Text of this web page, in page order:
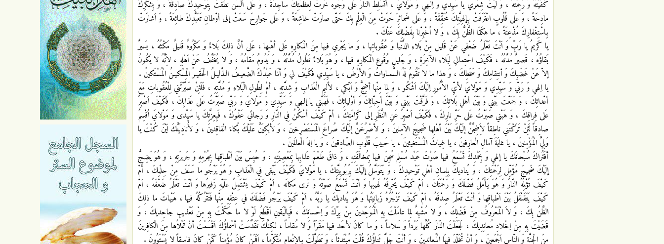
كَفَيْتَهُ وَ رَحِمْتَهُ ، وَ لَيْتَ شِعْري يا سَيِّدي وَ اِلـهي وَ مَوْلايَ ، اَتُسَلِّطُ النّارَ عَلى وُجُوه خَرَّتْ لِعَظَمَتِكَ ساجِدَةً ، وَ عَلى اَلْسُن نَطَقَتْ بِتَوْحيدِكَ صادِقَةً ، وَ بِشُكْرِكَ
مادِحَةً ، وَ عَلى قُلُوبٍ اعْتَرَفَتْ بِإلهِيَّتِكَ مُحَقِّقَةً ، وَ عَلى ضَمائِرَ حَوَتْ مِنَ الْعِلْمِ بِكَ حَتّى صارَتْ خاشِعَةً ، وَ عَلى جَوارِحَ سَعَتْ إلى أوْطانِ تَعَبُّدِكَ طائِعَةً ، وَ اَشارَتْ
بِاسْتِغْفارِكَ مُذْعِنَةً ، ما هكَذَا الظَّنُّ بِكَ ، وَ لا اُخْبِرْنا بِفَضْلِكَ عَنْكَ .
يا كَريمُ يا رَبِّ وَ اَنْتَ تَعْلَمُ ضَعْفي عَنْ قَليل مِنْ بَلاءِ الدُّنْيا وَ عُقُوباتِها ، وَ ما يَجْري فيها مِنَ الْمَكارِهِ عَلى أهْلِها ، عَلى أنَّ ذلِكَ بَلاءٌ وَ مَكْرُوهٌ قَليلٌ مَكْثُهُ ، يَسيرٌ
بَقاؤُهُ ، قَصيرٌ مُدَّتُهُ ، فَكَيْفَ احْتِمالي لِبَلاءِ الآخِرَةِ ، وَ جَليلِ وُقُوعِ الْمَكارِهِ فيها ، وَ هُوَ بَلاءٌ تَطُولُ مُدَّتُهُ ، وَ يَدُومُ مَقامُهُ ، وَ لا يُخَفَّفُ عَنْ اَهْلِهِ ، لاَِنَّهُ لا يَكُونُ
إلاّ عَنْ غَضَبِكَ وَ اْنتِقامِكَ وَ سَخَطِكَ ، وَ هذا ما لا تَقُومُ لَهُ السَّمـاواتُ وَ الأرْضُ ، يا سَيِّدِي فَكَيْفَ لي وَ أنَا عَبْدُكَ الضَّعيـفُ الـذَّليـلُ الْحَقيـرُ الْمِسْكيـنُ الْمُسْتَكينُ .
يا اِلهي وَ رَبّي وَ سَيِّدِي وَ مَوْلايَ لأيِّ الاُْمُورِ اِلَيْكَ اَشْكُو ، وَ لِما مِنْها أضِجُّ وَ اَبْكي ، لأليمِ الْعَذابِ وَ شِدَّتِهِ ، أمْ لِطُولِ الْبَلاءِ وَ مُدَّتِهِ ، فَلَئِنْ صَيَّرْتَني لِلْعُقُوباتِ مَعَ
أعْدائِكَ ، وَ جَمَعْتَ بَيْني وَ بَيْنَ أهْلِ بَلائِكَ ، وَ فَرَّقْتَ بَيْني وَ بَيْنَ أحِبّائِكَ وَ أوْليائِكَ ، فَهَبْني يا إلـهي وَ سَيِّدِي وَ مَوْلايَ وَ رَبّي صَبَرْتُ عَلى عَذابِكَ ، فَكَيْفَ اَصْبِرُ
عَلى فِراقِكَ ، وَ هَبْني صَبَرْتُ عَلى حَرِّ نارِكَ ، فَكَيْفَ اَصْبِرُ عَنِ النَّظَرِ إلى كَرامَتِكَ ، أمْ كَيْفَ أسْكُنُ فِي النّارِ وَ رَجائي عَفْوُكَ ، فَبِعِزَّتِكَ يا سَيِّدى وَ مَوْلايَ اُقْسِمُ
صادِقاً لَئِنْ تَرَكْتَني ناطِقاً لاَِضِجَّنَّ إلَيْكَ بَيْنَ أهْلِها ضَجيجَ الآمِلينَ ، وَ لأصْرُخَنَّ إلَيْكَ صُراخَ الْمَسْتَصْرِخينَ ، وَ لأبْكِيَنَّ عَلَيْكَ بُكاءَ الْفاقِدينَ ، وَ لاَُنادِيَنَّكَ اَيْنَ كُنْتَ يا
وَلِيَّ الْمُؤْمِنينَ ، يا غايَةَ آمالِ الْعارِفينَ ، يا غِياثَ الْمُسْتَغيثينَ ، يا حَبيبَ قُلُوبِ الصّادِقينَ ، وَ يا اِلهَ الْعالَمينَ .
أفَتُراكَ سُبْحانَكَ يا إلهي وَ بِحَمْدِكَ تَسْمَعُ فيها صَوْتَ عَبْد مُسْلِم سُجِنَ فيها بِمُخالَفَتِهِ ، وَ ذاقَ طَعْمَ عَذابِها بِمَعْصِيَتِهِ ، وَ حُبِسَ بَيْنَ اَطْباقِها بِجُرْمِهِ وَ جَريرَتِهِ ، وَ هُوَ يَضِجُّ
إلَيْكَ ضَجيجَ مُؤَمِّل لِرَحْمَتِكَ ، وَ يُناديكَ بِلِسانِ أهْلِ تَوْحيدِكَ ، وَ يَتَوَسَّلُ إلَيْكَ بِرُبُوبِيَّتِكَ ، يا مَوْلايَ فَكَيْفَ يَبْقى فِي الْعَذابِ وَ هُوَ يَرْجُو ما سَلَفَ مِنْ حِلْمِكَ ، أَمْ
كَيْفَ تُؤْلِمُهُ النّارُ وَ هُوَ يَأْمُلُ فَضْلَكَ وَ رَحْمَتَكَ ، اَمْ كَيْفَ يُحْرِقُهُ لَهيبُها وَ أنْتَ تَسْمَعُ صَوْتَهُ وَ تَرى مَكانَه ، اَمْ كَيْفَ يَشْتَمِلُ عَلَيْهِ زَفيرُها وَ أنْتَ تَعْلَمُ ضَعْفَهُ ، اَمْ
كَيْفَ يَتَقَلْقَلُ بَيْنَ اَطْباقِها وَ أنْتَ تَعْلَمُ صِدْقَهُ ، اَمْ كَيْفَ تَزْجُرُهُ زَبانِيَتُها وَ هُوَ يُناديكَ يا رَبَّهُ ، اَمْ كَيْفَ يَرْجُو فَضْلَكَ في عِتْقِهِ مِنْها فَتَتْرُكُهُ فيها ، هَيْهاتَ ما ذلِكَ
الظَّنُ بِكَ ، وَ لاَ الْمَعْرُوفُ مِنْ فَضْلِكَ ، وَ لا مُشْبِهٌ لِما عامَلْتَ بِهِ الْمُوَحِّدينَ مِنْ بِرِّكَ وَ اِحْسانِكَ ، فَبِالْيَقينِ اَقْطَعُ لَوْ لا ما حَكَمْتَ بِهِ مِنْ تَعْذيبِ جاحِديكَ ، وَ
قَضَيْتَ بِهِ مِنْ اِخْلادِ مُعانِدِيكَ ، لَجَعَلْتَ النّارَ كُلَّها بَرْداً وَ سَلاماً ، وَ ما كانَ لأحَد فيها مَقَرّاً وَ لا مُقاماً ، لكِنَّكَ تَقَدَّسَتْ أسْماؤُكَ اَقْسَمْتَ أنْ تَمْلاََها مِنَ الْكافِرينَ
مِنَ الْجِنَّةِ وَ النّاسِ اَجْمَعينَ ، وَ أنْ تُخَلِّدَ فيهَا الْمُعانِدينَ ، وَ أنْتَ جَلَّ ثَناؤُكَ قُلْتَ مُبْتَدِئاً ، وَ تَطَوَّلْتَ بِالإنْعامِ مُتَكَرِّماً ، اَفَمَنْ كانَ مُؤْمِناً كَمَنْ كانَ فاسِقاً لا يَسْتَوُونَ .